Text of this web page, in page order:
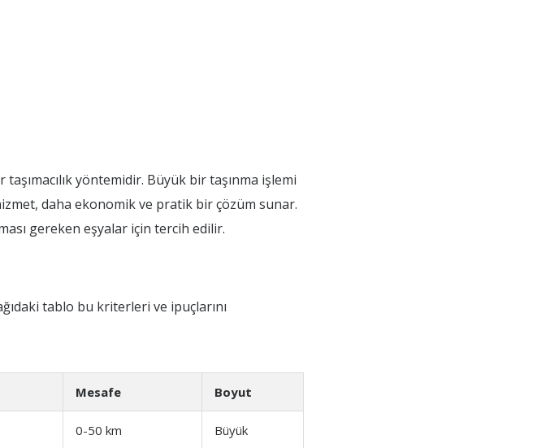
yöntemidir. Büyük bir taşınma işlemi
daha ekonomik ve pratik bir çözüm sunar.
gereken eşyalar için tercih edilir.
tablo bu kriterleri ve ipuçlarını
Mesafe Boyut
0-50 km Büyük